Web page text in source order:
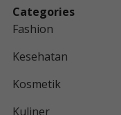
Categories
Fashion
Kesehatan
Kosmetik
Kuliner